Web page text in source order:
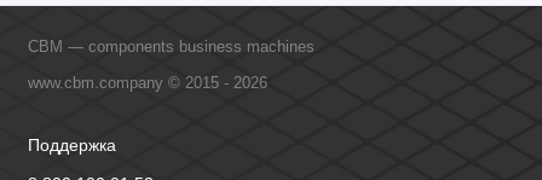
CBM — components business machines
www.cbm.company © 2015 - 2026
Поддержка